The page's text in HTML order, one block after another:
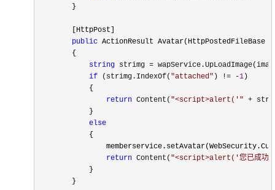
        }
        [HttpPost]
public ActionResult Avatar(HttpPostedFileBase
        {
string strimg =
if (strimg.IndexOf( "attached" ) != -1)
            {
return Content( "<script>alert(' " +
            }
else
            {
return Content( "<script>alert('您已成功
            }
        }